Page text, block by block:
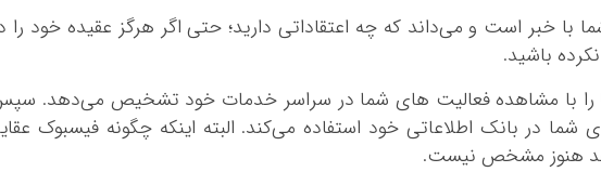
با خبر است و می‌داند که چه اعتقاداتی دارید؛ حتی اگر هرگز عقیده خود را
باشید.
با مشاهده فعالیت‌ های شما در سراسر خدمات خود تشخیص می‌دهد.
شما در بانک اطلاعاتی خود استفاده می‌کند. البته اینکه چگونه فیسبوک
هنوز مشخص نیست.